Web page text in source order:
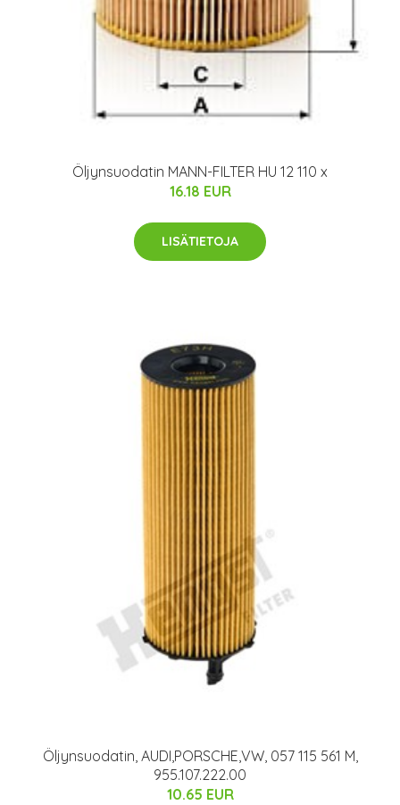
Öljynsuodatin MANN-FILTER HU 12 110 x
16.18 EUR
LISÄTIETOJA
Öljynsuodatin, AUDI,PORSCHE,VW, 057 115 561 M,
955.107.222.00
10.65 EUR